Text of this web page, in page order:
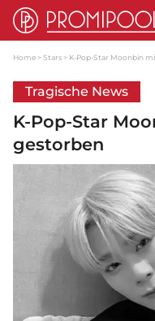
Home Stars K-Pop-Star Moonbin
Tragische News
K-Pop-Star
gestorben